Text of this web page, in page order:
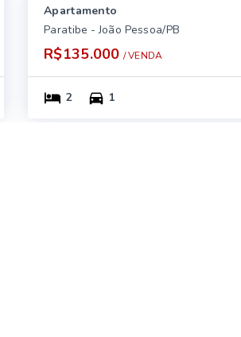
Apartamento
Paratibe - João Pessoa/PB
R$135.000 / VENDA
2 1